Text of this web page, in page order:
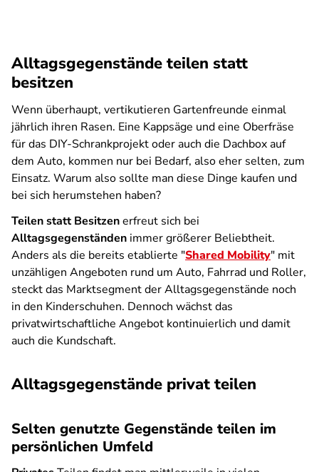
Alltagsgegenstände teilen statt
besitzen
Wenn überhaupt, vertikutieren Gartenfreunde einmal
jährlich ihren Rasen. Eine Kappsäge und eine Oberfräse
für das DIY-Schrankprojekt oder auch die Dachbox auf
dem Auto, kommen nur bei Bedarf, also eher selten, zum
Einsatz. Warum also sollte man diese Dinge kaufen und
bei sich herumstehen haben?
Teilen statt Besitzenerfreut sich bei
Alltagsgegenständen immer größerer Beliebtheit.
Anders als die bereits etablierte "Shared Mobility" mit
unzähligen Angeboten rund um Auto, Fahrrad und Roller,
steckt das Marktsegment der Alltagsgegenstände noch
in den Kinderschuhen. Dennoch wächst das
privatwirtschaftliche Angebot kontinuierlich und damit
auch die Kundschaft.
Alltagsgegenstände privat teilen
Selten genutzte Gegenstände teilen im
persönlichen Umfeld